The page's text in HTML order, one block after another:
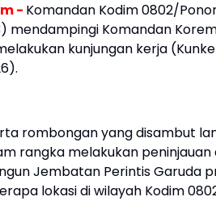
- Komandan Kodim 0802/
mendampingi Komandan
kunjungan kerja
rombongan yang disambut
rangka melakukan
Jembatan Perintis Garuda
lokasi di wilayah Kodim